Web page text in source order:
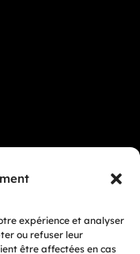
expérience et analyser
ou refuser leur
être affectées en cas